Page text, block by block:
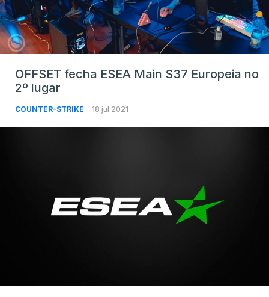
OFFSET fecha ESEA Main S37 Europeia no
2º lugar
COUNTER-STRIKE 18 jul 2021